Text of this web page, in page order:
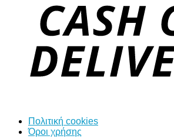
Πολιτική cookies
Όροι χρήσης